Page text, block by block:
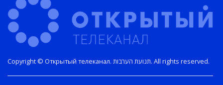
Copyright © Открытый телеканал. תנועת הערבות. All rights reserved.